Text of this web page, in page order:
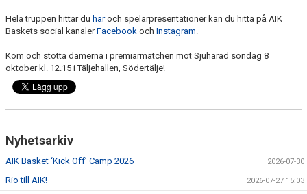
Hela truppen hittar du häroch spelarpresentationer kan du hitta på AIK
Baskets social kanalerFacebook och Instagram.
Kom och stötta damerna i premiärmatchen mot Sjuhärad söndag 8
oktober kl. 12.15 i Täljehallen, Södertälje!
Nyhetsarkiv
AIK Basket ‘Kick Off’ Camp 2026 2026-07-30
Rio till AIK! 2026-07-27 15:03